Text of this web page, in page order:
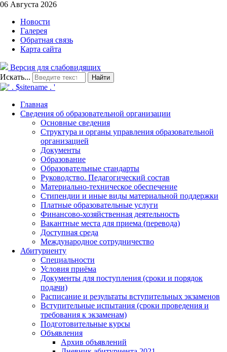
06 Августа 2026
Новости
Галерея
Обратная связь
Карта сайта
Версия для слабовидящих
Искать...
Найти
Главная
Сведения об образовательной организации
Основные сведения
Структура и органы управления образовательной
организацией
Документы
Образование
Образовательные стандарты
Руководство. Педагогический состав
Материально-техническое обеспечение
Стипендии и иные виды материальной поддержки
Платные образовательные услуги
Финансово-хозяйственная деятельность
Вакантные места для приема (перевода)
Доступная среда
Международное сотрудничество
Абитуриенту
Специальности
Условия приёма
Документы для поступления (сроки и порядок
подачи)
Расписание и результаты вступительных экзаменов
Вступительные испытания (сроки проведения и
требования к экзаменам)
Подготовительные курсы
Объявления
Архив объявлений